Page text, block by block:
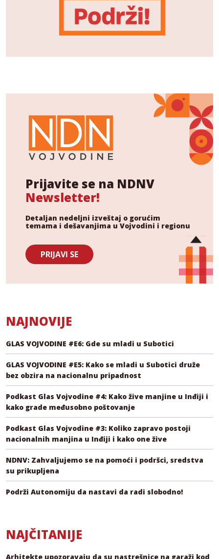
Prijavite se na NDNV
Newsletter!
Detaljan nedeljni izveštaj o gorućim
temama i dešavanjima u Vojvodini i regionu
PRIJAVI SE
NAJNOVIJE
GLAS VOJVODINE #E6: Gde su mladi u Subotici
GLAS VOJVODINE #E5: Kako se mladi u Subotici druže
bez obzira na nacionalnu pripadnost
Podkast Glas Vojvodine #4: Kako žive manjine u Inđiji i
kako grade međusobno poštovanje
Podkast Glas Vojvodine #3: Koliko zapravo postoji
nacionalnih manjina u Inđiji i kako one žive
NDNV: Zahvaljujemo se na pomoći i podršci, sredstva
su prikupljena
Podrži Autonomiju da nastavi da radi slobodno!
NAJČITANIJE
Arhitekte upozoravaju da su nastrešnice na garaži kod